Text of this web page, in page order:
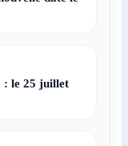
: le 25 juillet